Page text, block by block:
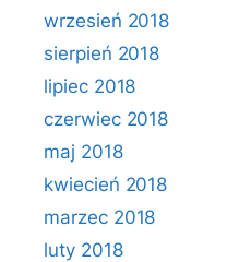
wrzesień 2018
sierpień 2018
lipiec 2018
czerwiec 2018
maj 2018
kwiecień 2018
marzec 2018
luty 2018